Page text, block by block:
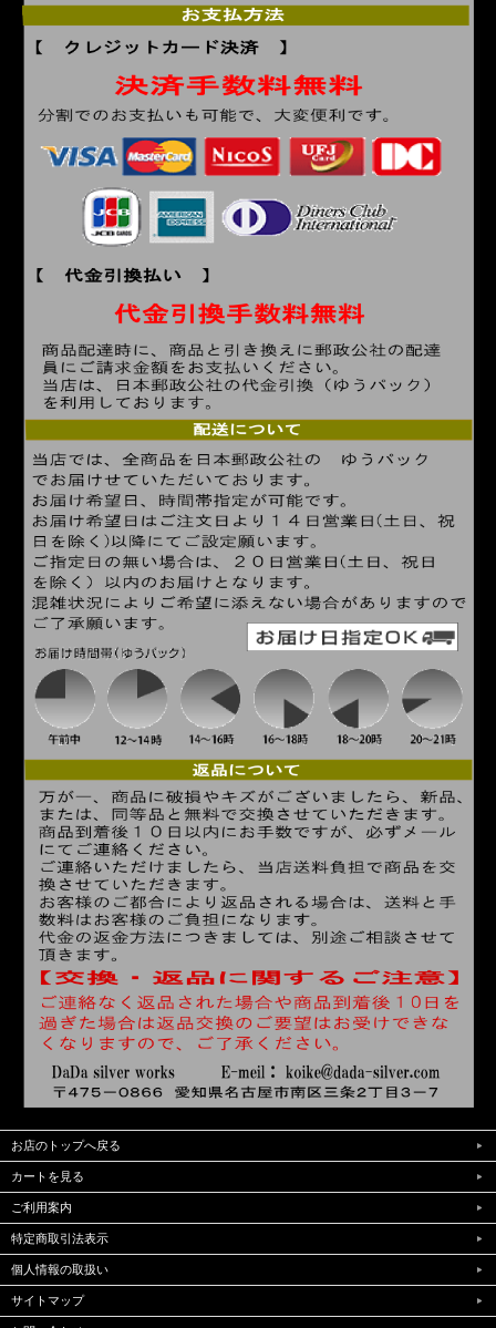
お店のトップへ戻る
カートを見る
ご利用案内
特定商取引法表示
個人情報の取扱い
サイトマップ